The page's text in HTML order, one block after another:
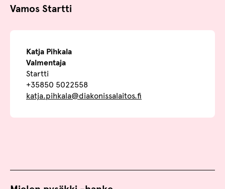
Vamos Startti
Katja Pihkala
Valmentaja
Startti
+35850 5022558
katja.pihkala@diakonissalaitos.fi